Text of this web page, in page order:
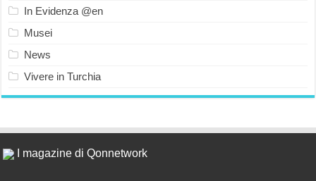
In Evidenza @en
Musei
News
Vivere in Turchia
I magazine di Qonnetwork